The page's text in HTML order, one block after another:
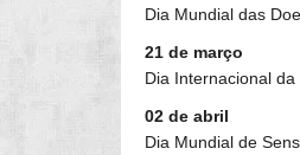
Dia Mundial das
21 de março
Dia Internacional
02 de abril
Dia Mundial de